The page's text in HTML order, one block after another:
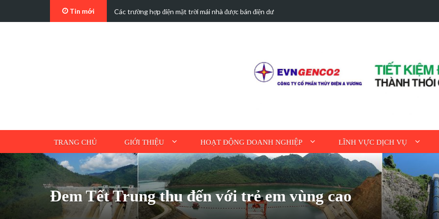
Tin mới Các trường hợp điện mặt trời mái nhà được bán điện dư
TRANG CHỦ GIỚI THIỆU HOẠT ĐỘNG DOANH NGHIỆP LĨNH VỰC DỊCH VỤ
Ðem Tết Trung thu đến với trẻ em vùng cao